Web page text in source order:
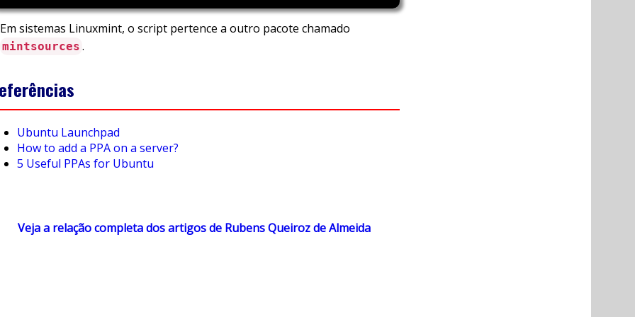
Em sistemas Linuxmint, o script pertence a outro pacote chamado
mintsources .
Ubuntu Launchpad
How to add a PPA on a server?
5 Useful PPAs for Ubuntu
Veja a relação completa dos artigos de Rubens Queiroz de Almeida